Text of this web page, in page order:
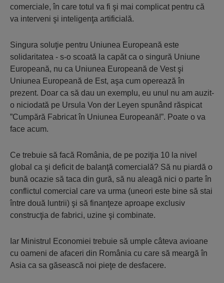
comerciale, în care totul va fi şi mai complicat pentru că
va interveni şi inteligenţa artificială.
Singura soluţie pentru Uniunea Europeană este
solidaritatea - s-o scoată la capăt ca o singură Uniune
Europeană, nu ca Uniunea Europeană de Vest şi
Uniunea Europeană de Est, aşa cum operează în
prezent. Doar ca să dau un exemplu, eu unul nu am auzit-
o niciodată pe Ursula Von der Leyen spunând răspicat
”Cumpără Fabricat în Uniunea Europeană!”. Poate o va
face acum.
Ce trebuie să facă România, de pe poziţia 10 la nivel
global ca şi deficit de balanţă comercială? Să nu piardă o
bună ocazie să taca din gură, să nu aleagă nici o parte în
conflictul comercial care va urma (uneori este bine să stai
între două luntrii) şi să finanţeze aproape exclusiv
construcţia de fabrici, uzine şi combinate.
Iar Ministrul Economiei trebuie să umple câteva avioane
cu oameni de afaceri din România cu care să meargă în
Asia ca sa găsească noi pieţe de desfacere.